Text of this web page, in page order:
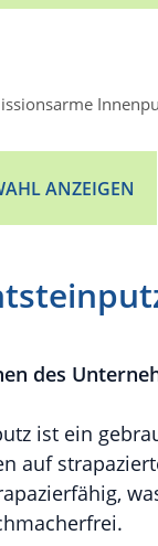
ANZEIGEN
des
ist ein
auf